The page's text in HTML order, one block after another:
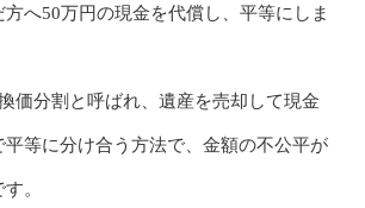
へ50万円の現金を代償し、平等にしま
価分割と呼ばれ、遺産を売却して現金
等に分け合う方法で、金額の不公平が
。